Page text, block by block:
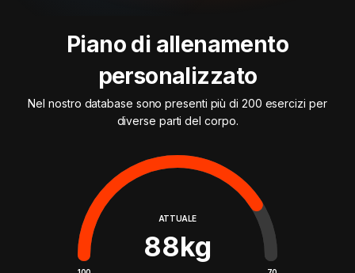
Piano di allenamento
personalizzato
Nel nostro database sono presenti più di 200 esercizi per
diverse parti del corpo.
ATTUALE
88kg